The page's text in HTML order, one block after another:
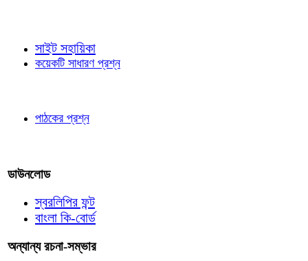
সাইট সহায়িকা
কয়েকটি সাধারণ প্রশ্ন
পাঠকের প্রশ্ন
ডাউনলোড
স্বরলিপির ফন্ট
বাংলা কি-বোর্ড
অন্যান্য রচনা-সম্ভার